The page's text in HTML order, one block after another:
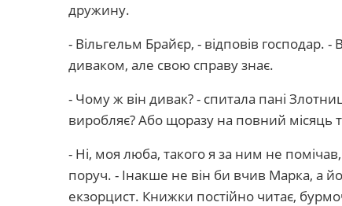
дружину.
- Вільгельм Брайєр, - відповів господар.
диваком, але свою справу знає.
- Чому ж він дивак? - спитала пані
виробляє? Або щоразу на повний місяць
- Ні, моя люба, такого я за ним не
поруч. - Інакше не він би вчив Марка, а
екзорцист. Книжки постійно читає,